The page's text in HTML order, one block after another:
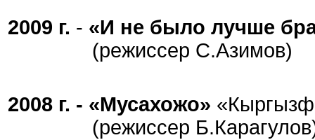
2009 г. - «И не было лучше
(режиссер С.Азимов)
2008 г. - «Мусахожо»
(режиссер